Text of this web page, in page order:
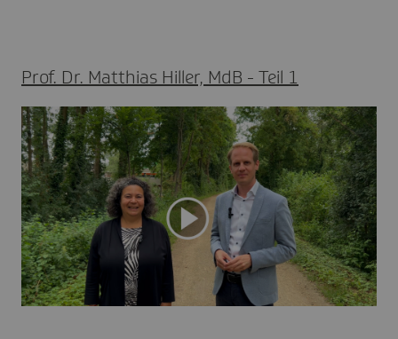
Prof. Dr. Matthias Hiller, MdB - Teil 1